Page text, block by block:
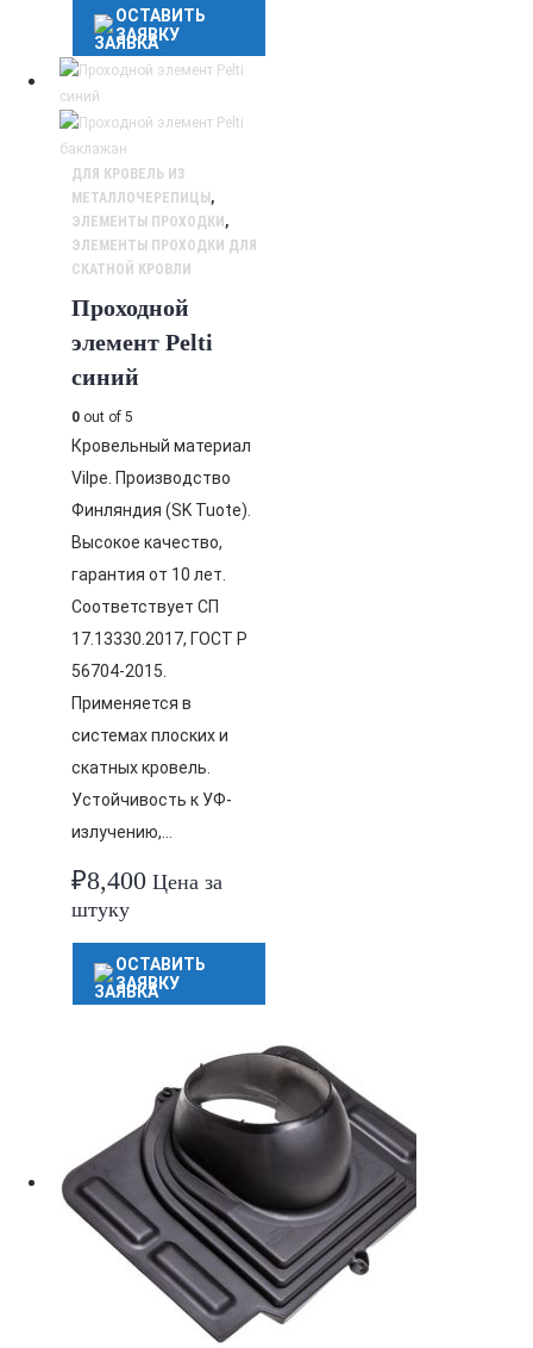
ОСТАВИТЬ
ЗАЯВКУ
ДЛЯ КРОВЕЛЬ ИЗ
МЕТАЛЛОЧЕРЕПИЦЫ ,
ЭЛЕМЕНТЫ ПРОХОДКИ ,
ЭЛЕМЕНТЫ ПРОХОДКИ ДЛЯ
СКАТНОЙ КРОВЛИ
Проходной
элемент Pelti
синий
0 out of 5
Кровельный материал
Vilpe. Производство
Финляндия (SK Tuote).
Высокое качество,
гарантия от 10 лет.
Соответствует СП
17.13330.2017, ГОСТ Р
56704-2015.
Применяется в
системах плоских и
скатных кровель.
Устойчивость к УФ-
излучению,…
₽8,400 Цена за
штуку
ОСТАВИТЬ
ЗАЯВКУ